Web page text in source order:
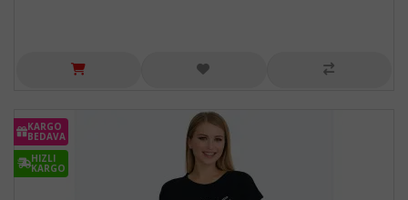
KARGO
BEDAVA
HIZLI
KARGO